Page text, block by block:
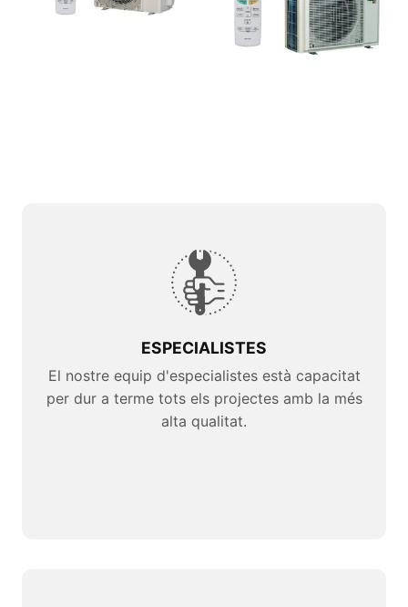
ESPECIALISTES
El nostre equip d'especialistes està capacitat
per dur a terme tots els projectes amb la més
alta qualitat.